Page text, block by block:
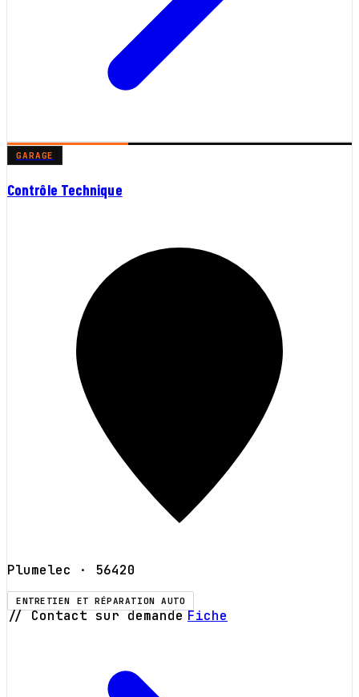
GARAGE
Contrôle Technique
Plumelec · 56420
ENTRETIEN ET RÉPARATION AUTO
// Contact sur demande Fiche